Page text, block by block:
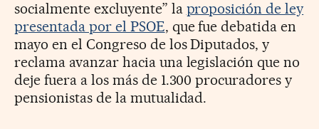
socialmente excluyente” la proposición de ley
presentada por el PSOE, que fue debatida en
mayo en el Congreso de los Diputados, y
reclama avanzar hacia una legislación que no
deje fuera a los más de 1.300 procuradores y
pensionistas de la mutualidad.